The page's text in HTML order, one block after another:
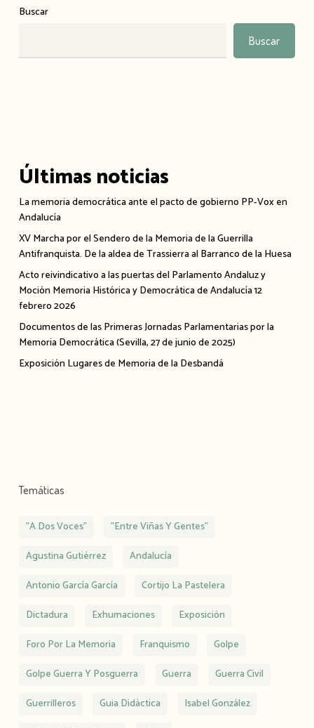
Buscar
Buscar
Últimas noticias
La memoria democrática ante el pacto de gobierno PP-Vox en
Andalucía
XV Marcha por el Sendero de la Memoria de la Guerrilla
Antifranquista. De la aldea de Trassierra al Barranco de la Huesa
Acto reivindicativo a las puertas del Parlamento Andaluz y
Moción Memoria Histórica y Democrática de Andalucía 12
febrero 2026
Documentos de las Primeras Jornadas Parlamentarias por la
Memoria Democrática (Sevilla, 27 de junio de 2025)
Exposición Lugares de Memoria de la Desbandá
Temáticas
"A Dos Voces"
"Entre Viñas Y Gentes"
Agustina Gutiérrez
Andalucía
Antonio García García
Cortijo La Pastelera
Dictadura
Exhumaciones
Exposición
Foro Por La Memoria
Franquismo
Golpe
Golpe Guerra Y Posguerra
Guerra
Guerra Civil
Guerrilleros
Guia Didáctica
Isabel González